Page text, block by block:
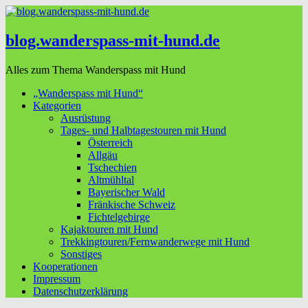
blog.wanderspass-mit-hund.de
Alles zum Thema Wanderspass mit Hund
„Wanderspass mit Hund“
Kategorien
Ausrüstung
Tages- und Halbtagestouren mit Hund
Österreich
Allgäu
Tschechien
Altmühltal
Bayerischer Wald
Fränkische Schweiz
Fichtelgebirge
Kajaktouren mit Hund
Trekkingtouren/Fernwanderwege mit Hund
Sonstiges
Kooperationen
Impressum
Datenschutzerklärung